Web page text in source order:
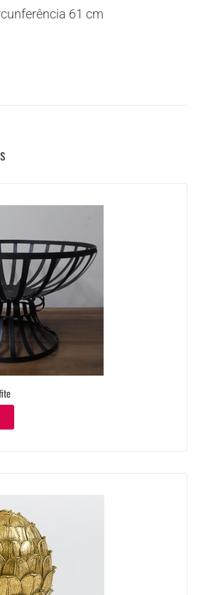
61 cm